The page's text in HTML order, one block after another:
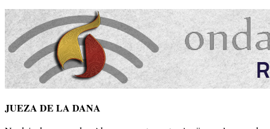
JUEZA DE LA DANA